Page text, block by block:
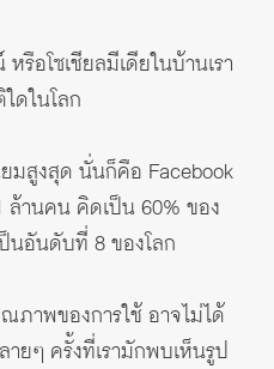
รือโซเชียลมีเดียในบ้านเรา
ดในโลก
มสูงสุด นั่นก็คือ Facebook
ล้านคน คิดเป็น 60% ของ
นอันดับที่ 8 ของโลก
ภาพของการใช้ อาจไม่ได้
ยๆ ครั้งที่เรามักพบเห็นรูป